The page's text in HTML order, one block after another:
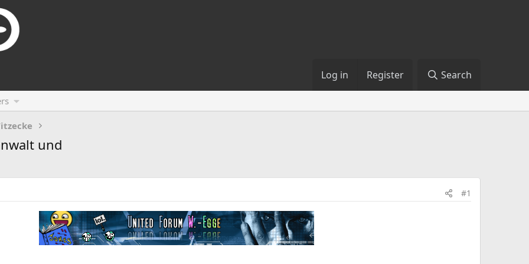
Log in Register Search
und
#1